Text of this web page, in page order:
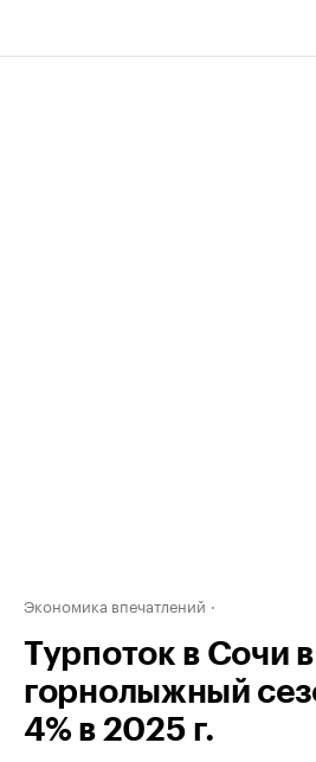
Экономика впечатлений
Турпоток в Сочи в
горнолыжный
4% в 2025 г.